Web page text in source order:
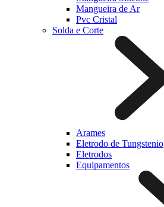
Mangueira de Ar
Pvc Cristal
Solda e Corte
Arames
Eletrodo de Tungstenio
Eletrodos
Equipamentos